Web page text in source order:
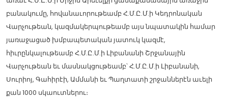
բանակումը, հովանաւորութեամբ Հ.Մ.Ը.Մ.ի Կեդրոնական
Վարչութեան, կազմակերպութեամբ այս նպատակին համար
յառաջացած խմբապետական յատուկ կազմէ,
հիւրընկալութեամբ Հ.Մ.Ը.Մ.ի Լիբանանի Շրջանային
Վարչութեան եւ մասնակցութեամբ՝ Հ.Մ.Ը.Մ.ի Լիբանանի,
Սուրիոյ, Գահիրէի, Ամմանի եւ Պաղտատի շրջաններէն աւելի
քան 1000 սկաուտներու։